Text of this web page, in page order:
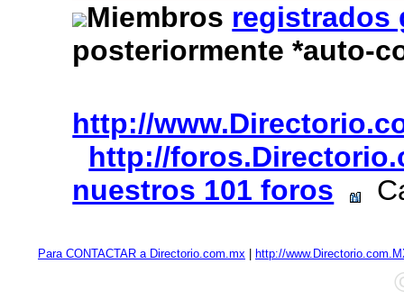
Miembros registrados
posteriormente *auto-
http://
http://
nuestros 101 foros
Para CONTACTAR a Directorio.com.mx http://